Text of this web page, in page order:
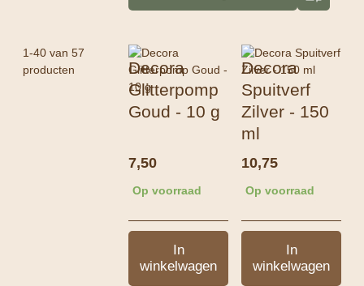
1-40 van 57
producten
Decora
Glitterpomp
Goud - 10 g
7,50
Op voorraad
In
winkelwagen
Decora
Spuitverf
Zilver - 150
ml
10,75
Op voorraad
In
winkelwagen